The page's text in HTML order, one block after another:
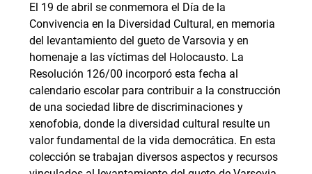
El 19 de abril se conmemora el Día de la
Convivencia en la Diversidad Cultural, en memoria
del levantamiento del gueto de Varsovia y en
homenaje a las víctimas del Holocausto. La
Resolución 126/00 incorporó esta fecha al
calendario escolar para contribuir a la construcción
de una sociedad libre de discriminaciones y
xenofobia, donde la diversidad cultural resulte un
valor fundamental de la vida democrática. En esta
colección se trabajan diversos aspectos y recursos